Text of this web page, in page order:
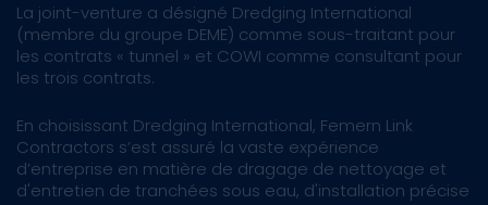
La joint-venture a désigné Dredging International
(membre du groupe DEME) comme sous-traitant pour
les contrats « tunnel » et COWI comme consultant pour
les trois contrats.
En choisissant Dredging International, Femern Link
Contractors s’est assuré la vaste expérience
d’entreprise en matière de dragage de nettoyage et
d'entretien de tranchées sous eau, d'installation précise